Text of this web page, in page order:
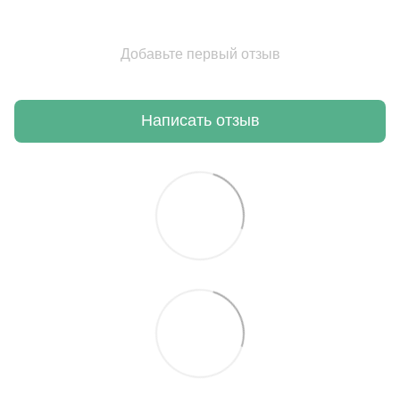
Добавьте первый отзыв
Написать отзыв